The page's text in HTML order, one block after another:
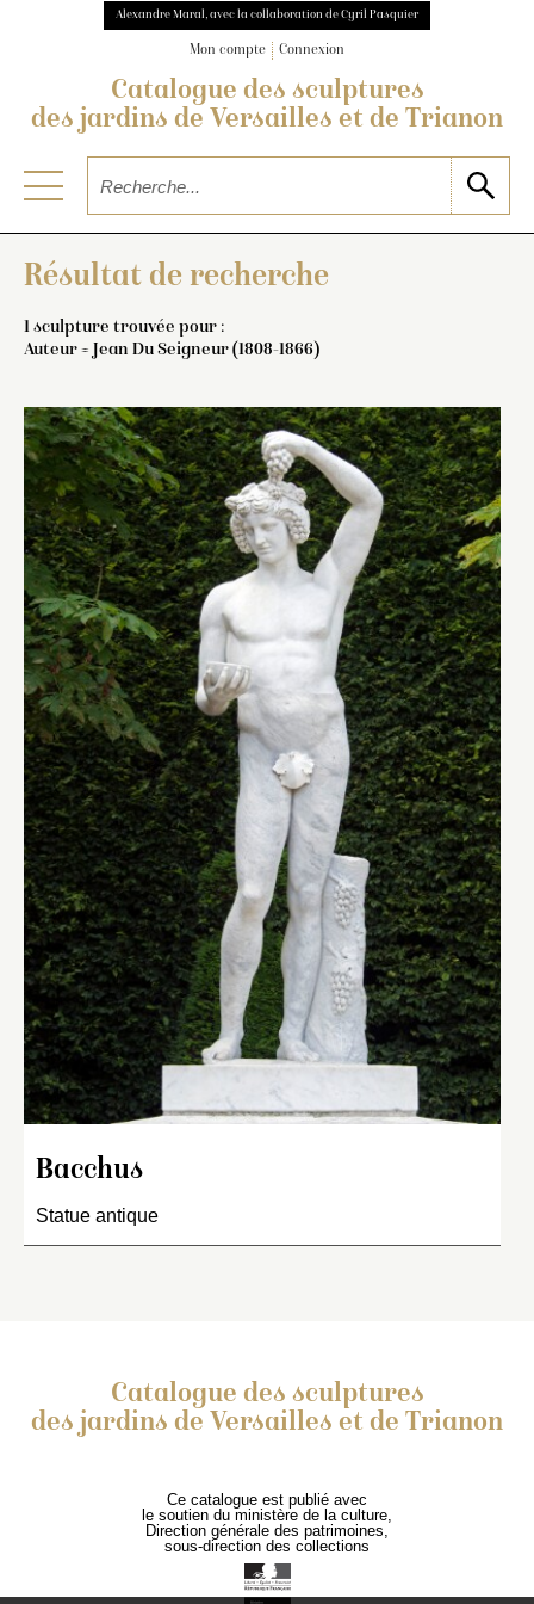
Alexandre Maral, avec la collaboration de Cyril Pasquier
Mon compte Connexion
Catalogue des sculptures
des jardins de Versailles et de Trianon
Résultat de recherche
1 sculpture trouvée pour :
Auteur = Jean Du Seigneur (1808-1866)
Bacchus
Statue antique
Catalogue des sculptures
des jardins de Versailles et de Trianon
Ce catalogue est publié avec
le soutien du ministère de la culture,
Direction générale des patrimoines,
sous-direction des collections